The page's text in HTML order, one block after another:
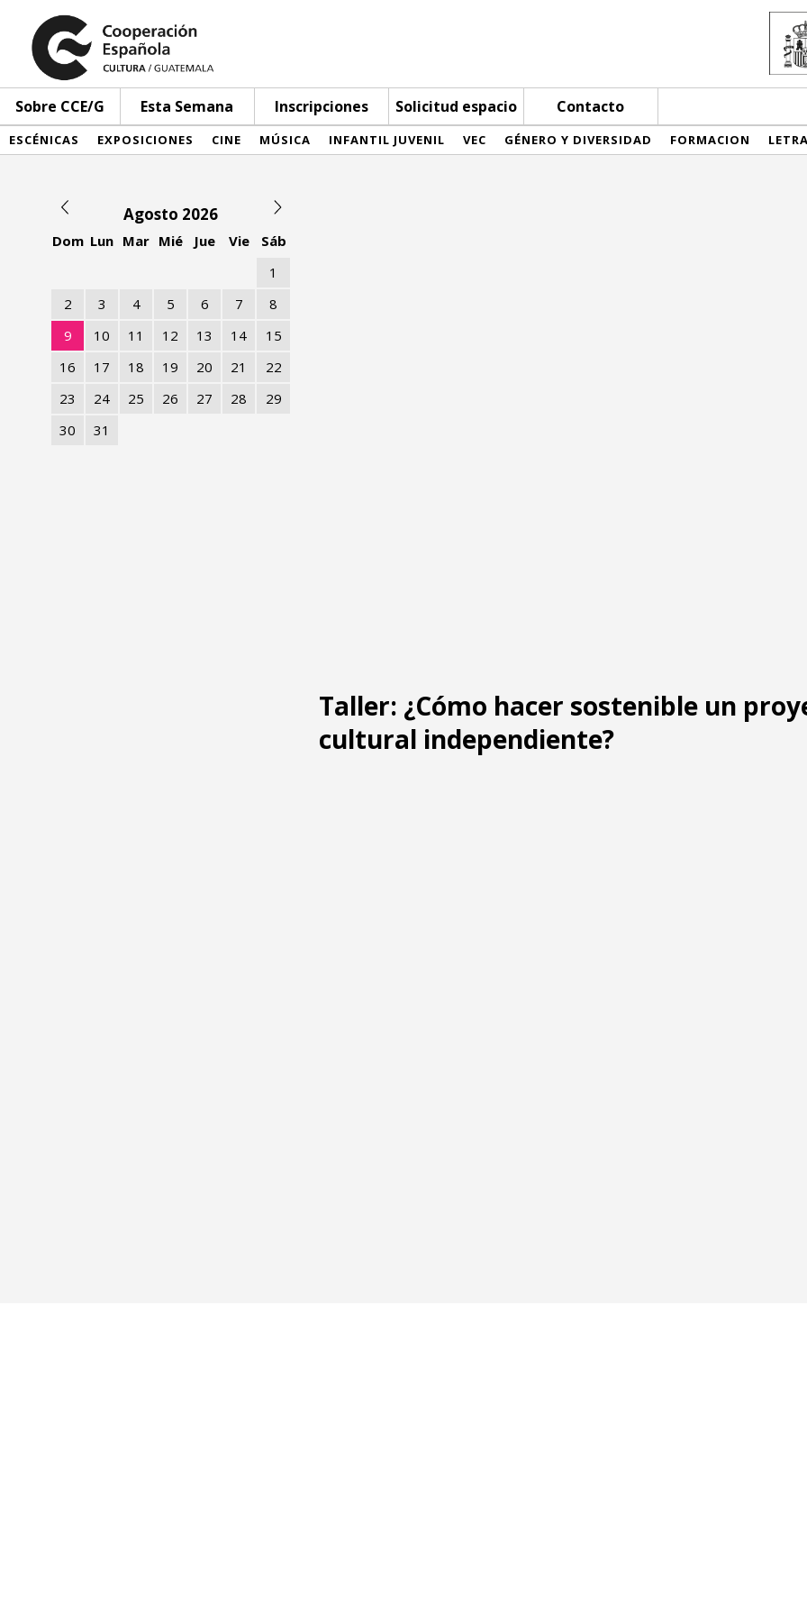
Sobre CCE/G Esta Semana Inscripciones Solicitud espacio Contacto
ESCÉNICAS EXPOSICIONES CINE MÚSICA INFANTIL JUVENIL VEC GÉNERO Y DIVERSIDAD FORMACION
Agosto 2026
Dom Lun Mar Mié Jue Vie
Sáb
1
2
3 4 5 6 7
8
9
10 11 12 13 14
15
16
17 18 19 20 21
22
23
24 25 26 27 28
29
30
31
Taller: ¿Cómo hacer sostenible un
cultural independiente?